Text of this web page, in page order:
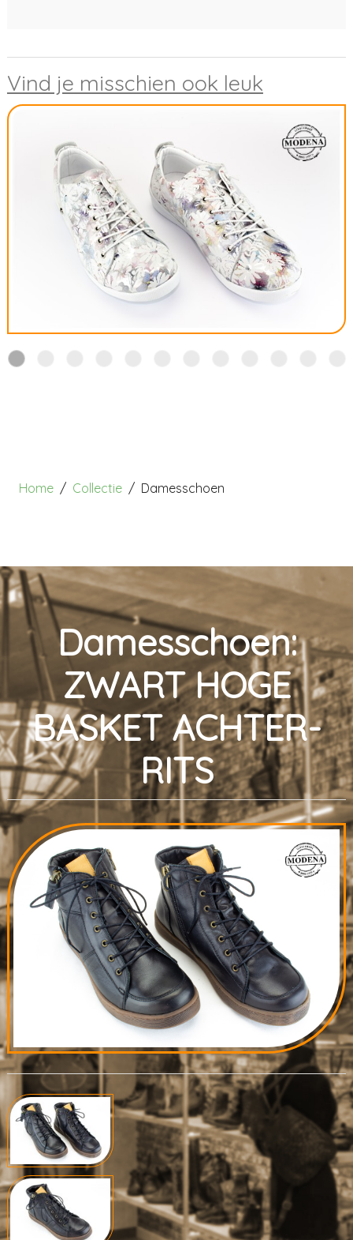
Vind je misschien ook leuk
Home Collectie Damesschoen
Damesschoen:
ZWART HOGE
BASKET ACHTER-
RITS